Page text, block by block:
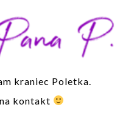
kraniec Poletka.
kontakt